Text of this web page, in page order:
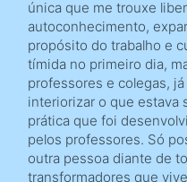
única que me trouxe
autoconhecimento,
propósito do trabalho e
tímida no primeiro dia,
professores e colegas,
interiorizar o que estava
prática que foi
pelos professores. Só
outra pessoa diante de
transformadores que